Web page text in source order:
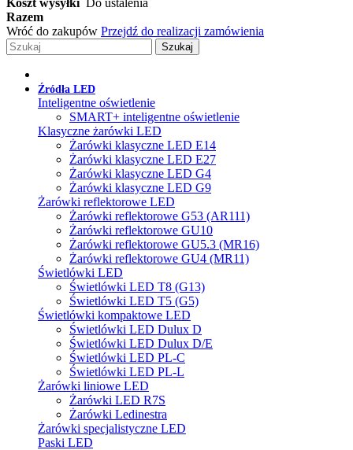
Razem
Wróć do zakupów Przejdź do realizacji zamówienia
Szukaj
Źródła LED
Inteligentne oświetlenie
SMART+ inteligentne oświetlenie
Klasyczne żarówki LED
Żarówki klasyczne LED E14
Żarówki klasyczne LED E27
Żarówki klasyczne LED G4
Żarówki klasyczne LED G9
Żarówki reflektorowe LED
Żarówki reflektorowe G53 (AR111)
Żarówki reflektorowe GU10
Żarówki reflektorowe GU5.3 (MR16)
Żarówki reflektorowe GU4 (MR11)
Świetlówki LED
Świetlówki LED T8 (G13)
Świetlówki LED T5 (G5)
Świetlówki kompaktowe LED
Świetlówki LED Dulux D
Świetlówki LED Dulux D/E
Świetlówki LED PL-C
Świetlówki LED PL-L
Żarówki liniowe LED
Żarówki LED R7S
Żarówki Ledinestra
Żarówki specjalistyczne LED
Paski LED